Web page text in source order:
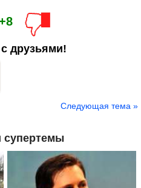
друзьями!
Следующая тема »
супертемы